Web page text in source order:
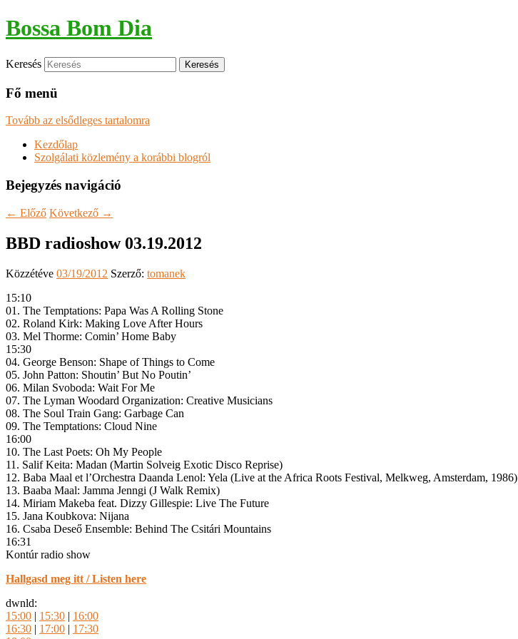
Bossa Bom Dia
Keresés
Fő menü
Tovább az elsődleges tartalomra
Kezdőlap
Szolgálati közlemény a korábbi blogról
Bejegyzés navigáció
← Előző Következő →
BBD radioshow 03.19.2012
Közzétéve 03/19/2012 Szerző: tomanek
15:10
01. The Temptations: Papa Was A Rolling Stone
02. Roland Kirk: Making Love After Hours
03. Mel Thorme: Comin’ Home Baby
15:30
04. George Benson: Shape of Things to Come
05. John Patton: Shoutin’ But No Poutin’
06. Milan Svoboda: Wait For Me
07. The Lyman Woodard Organization: Creative Musicians
08. The Soul Train Gang: Garbage Can
09. The Temptations: Cloud Nine
16:00
10. The Last Poets: Oh My People
11. Salif Keita: Madan (Martin Solveig Exotic Disco Reprise)
12. Baba Maal et l’Orchestra Daanda Lenol: Yela (Live at the Africa Roots Festival, Melkweg, Amsterdam, 1986)
13. Baaba Maal: Jamma Jenngi (J Walk Remix)
14. Miriam Makeba feat. Dizzy Gillespie: Live The Future
15. Jana Koubkova: Nijana
16. Csaba Deseő Ensemble: Behind The Csitári Mountains
16:31
Kontúr radio show
Hallgasd meg itt / Listen here
dwnld:
15:00 | 15:30 | 16:00
16:30 | 17:00 | 17:30